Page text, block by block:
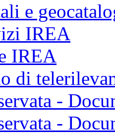
e
IREA
IREA
di
-
-